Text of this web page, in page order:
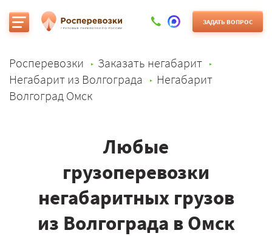
ЗАДАТЬ ВОПРОС
Росперевозки
Заказать негабарит
Негабарит из Волгограда
Негабарит
Волгоград Омск
Любые
грузоперевозки
негабаритных грузов
из Волгограда в Омск